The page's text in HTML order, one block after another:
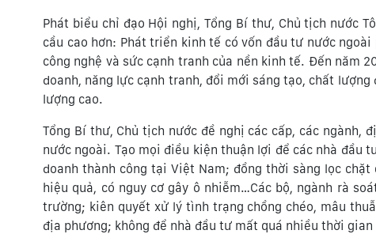
Phát biểu chỉ đạo Hội nghị, Tổng Bí thư, Chủ tịch nước
cầu cao hơn: Phát triển kinh tế có vốn đầu tư nước
công nghệ và sức cạnh tranh của nền kinh tế. Đến năm
doanh, năng lực cạnh tranh, đổi mới sáng tạo, chất
lượng cao.
Tổng Bí thư, Chủ tịch nước đề nghị các cấp, các
nước ngoài. Tạo mọi điều kiện thuận lợi để các nhà đầu
doanh thành công tại Việt Nam; đồng thời sàng lọc
hiệu quả, có nguy cơ gây ô nhiễm…Các bộ, ngành rà
trường; kiên quyết xử lý tình trạng chồng chéo, mâu
địa phương; không để nhà đầu tư mất quá nhiều thời